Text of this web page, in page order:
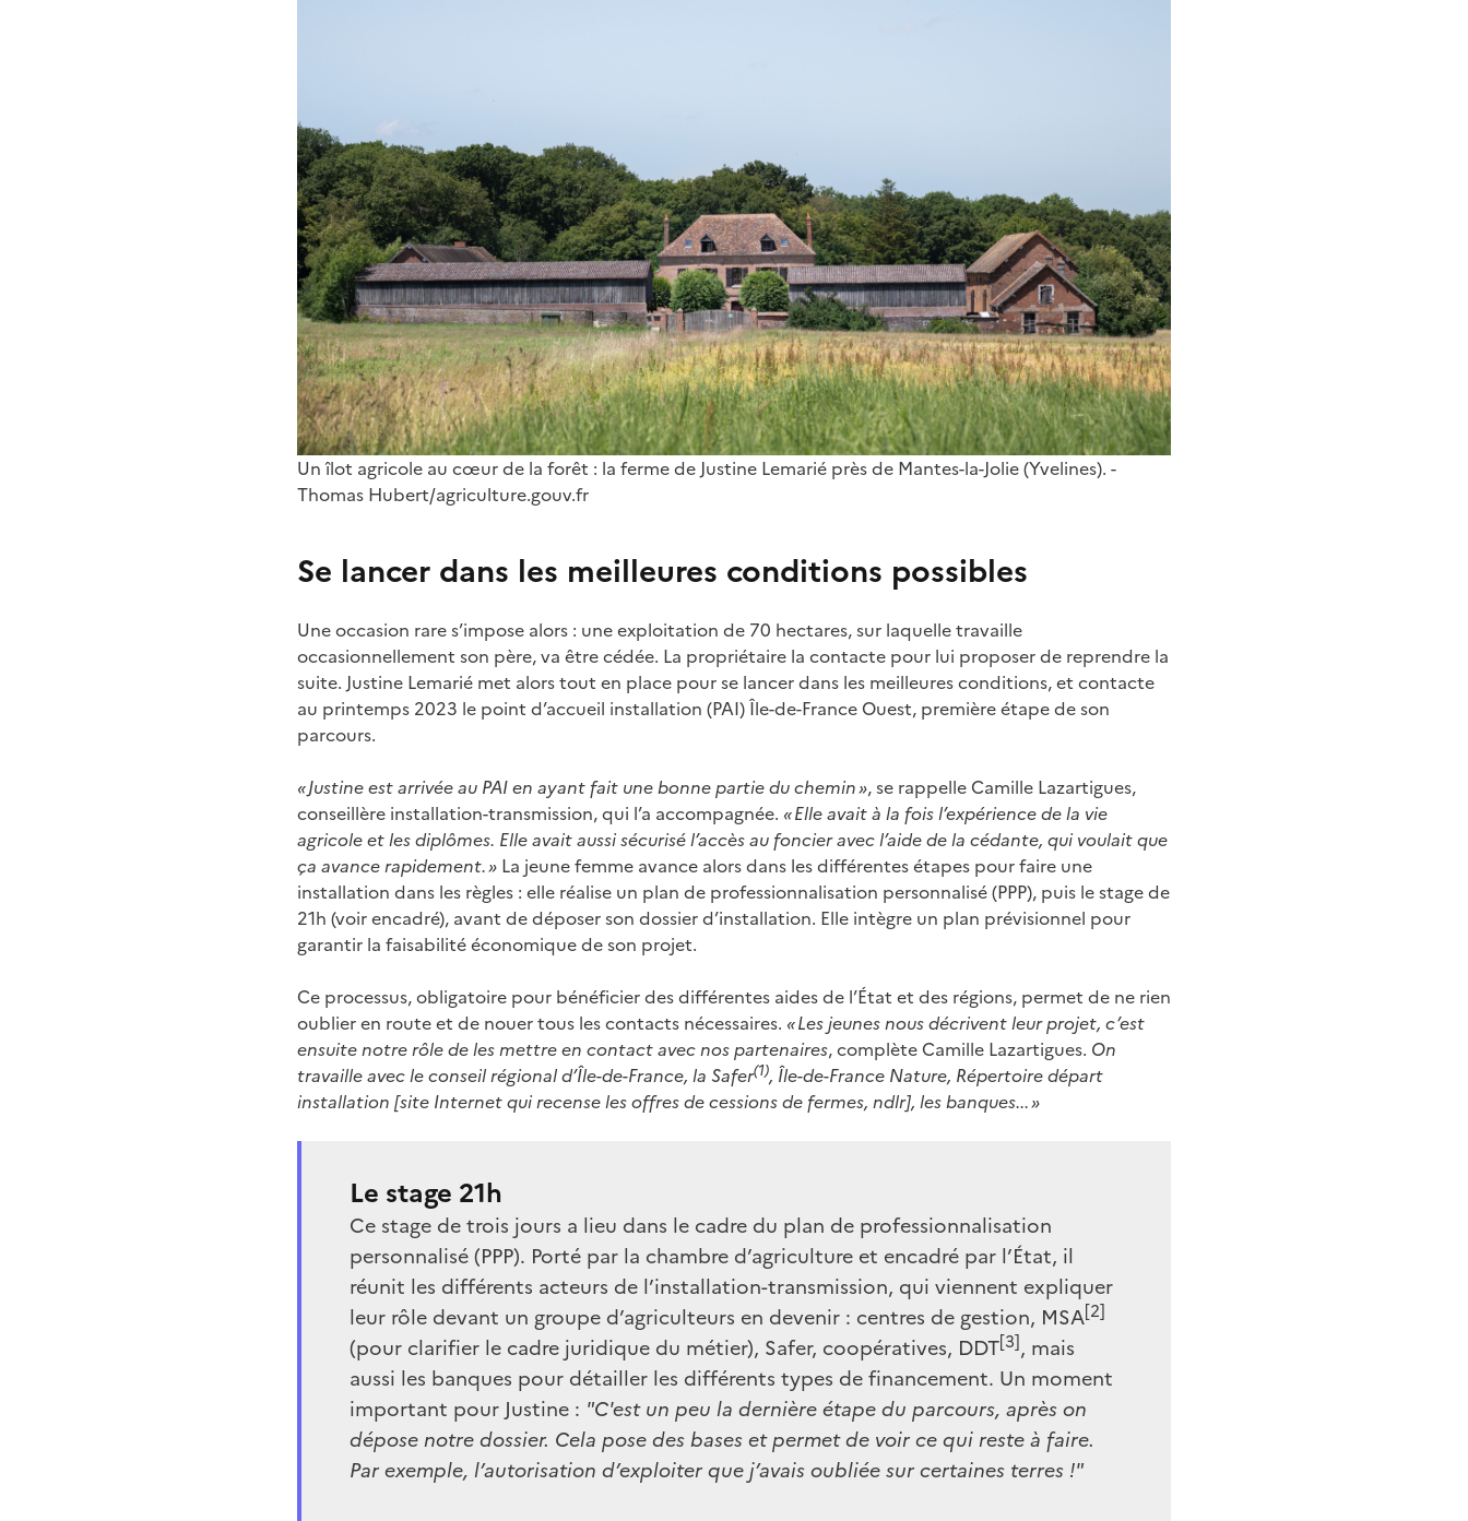
Un îlot agricole au cœur de la forêt : la ferme de Justine Lemarié près de Mantes-la-Jolie (Yvelines). -
Thomas Hubert/agriculture.gouv.fr
Se lancer dans les meilleures conditions possibles
Une occasion rare s’impose alors : une exploitation de 70 hectares, sur laquelle travaille
occasionnellement son père, va être cédée. La propriétaire la contacte pour lui proposer de reprendre la
suite. Justine Lemarié met alors tout en place pour se lancer dans les meilleures conditions, et contacte
au printemps 2023 le point d’accueil installation (PAI) Île-de-France Ouest, première étape de son
parcours.
« Justine est arrivée au PAI en ayant fait une bonne partie du chemin », se rappelle Camille Lazartigues,
conseillère installation-transmission, qui l’a accompagnée. « Elle avait à la fois l’expérience de la vie
agricole et les diplômes. Elle avait aussi sécurisé l’accès au foncier avec l’aide de la cédante, qui voulait que
ça avance rapidement. » La jeune femme avance alors dans les différentes étapes pour faire une
installation dans les règles : elle réalise un plan de professionnalisation personnalisé (PPP), puis le stage de
21h (voir encadré), avant de déposer son dossier d’installation. Elle intègre un plan prévisionnel pour
garantir la faisabilité économique de son projet.
Ce processus, obligatoire pour bénéficier des différentes aides de l’État et des régions, permet de ne rien
oublier en route et de nouer tous les contacts nécessaires. « Les jeunes nous décrivent leur projet, c’est
ensuite notre rôle de les mettre en contact avec nos partenaires, complète Camille Lazartigues. On
travaille avec le conseil régional d’Île-de-France, la Safer(1), Île-de-France Nature, Répertoire départ
installation [site Internet qui recense les offres de cessions de fermes, ndlr], les banques... »
Le stage 21h
Ce stage de trois jours a lieu dans le cadre du plan de professionnalisation
personnalisé (PPP). Porté par la chambre d’agriculture et encadré par l’État, il
réunit les différents acteurs de l’installation-transmission, qui viennent expliquer
leur rôle devant un groupe d’agriculteurs en devenir : centres de gestion, MSA[2]
(pour clarifier le cadre juridique du métier), Safer, coopératives, DDT[3], mais
aussi les banques pour détailler les différents types de financement. Un moment
important pour Justine : "C'est un peu la dernière étape du parcours, après on
dépose notre dossier. Cela pose des bases et permet de voir ce qui reste à faire.
Par exemple, l’autorisation d’exploiter que j’avais oubliée sur certaines terres !"